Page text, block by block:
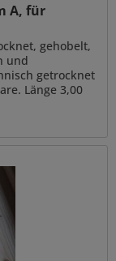
A, für
gehobelt,
und
getrocknet
Länge 3,00